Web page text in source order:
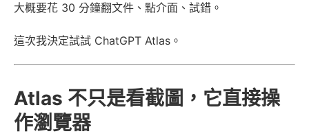
大概要花 30 分鐘翻文件、點介面、試錯。
這次我決定試試 ChatGPT Atlas。
Atlas 不只是看截圖，它直接操
作瀏覽器